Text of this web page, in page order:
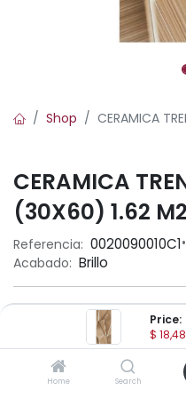
Price:
$ 18,48
Home Search
Shop CERAMICA
CERAMICA
(30X60) 1.62 M2
Referencia: 0020090010C1•
Acabado: Brillo
Ambiente